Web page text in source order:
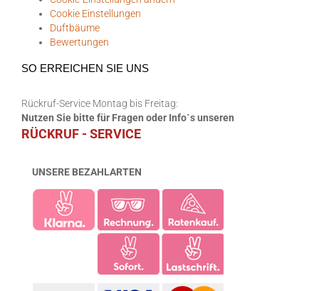
Cookie Einstellungen
Duftbäume
Bewertungen
SO ERREICHEN SIE UNS
Rückruf-Service Montag bis Freitag:
Nutzen Sie bitte für Fragen oder Info`s unseren
RÜCKRUF - SERVICE
UNSERE BEZAHLARTEN